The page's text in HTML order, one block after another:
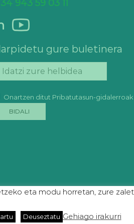
943 59 03 11
gure buletinera
Onartzen ditut Pribatutasun-gidalerroak
eta modu horretan, zure
Deuseztatu Gehiago irakurri